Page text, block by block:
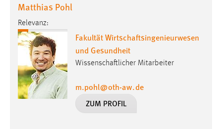
Matthias Pohl
Relevanz:
Fakultät Wirtschaftsingenieurwesen
und Gesundheit
Wissenschaftlicher Mitarbeiter
m.pohl@oth-aw.de
ZUM PROFIL